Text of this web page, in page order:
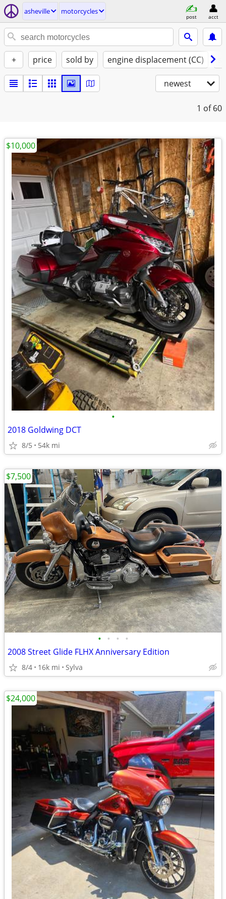
asheville motorcycles
post acct
+ price sold by engine displacement (CC)
newest
1 of 60
•
2018 Goldwing DCT
8/5 54k mi
$10,000
• • • •
2008 Street Glide FLHX Anniversary Edition
8/4 16k mi Sylva
$7,500
$24,000